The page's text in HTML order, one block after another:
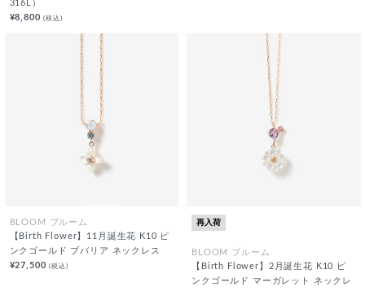
316L）
¥8,800(税込)
BLOOM ブルーム
【Birth Flower】11月誕生花 K10 ピ
ンクゴールド ブバリア ネックレス
¥27,500(税込)
再入荷
BLOOM ブルーム
【Birth Flower】2月誕生花 K10 ピ
ンクゴールド マーガレット ネックレ